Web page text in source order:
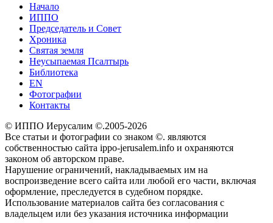
Начало
ИППО
Председатель и Совет
Хроника
Святая земля
Неусыпаемая Псалтырь
Библиотека
EN
Фотографии
Контакты
© ИППО Иерусалим ©.2005-2026
Все статьи и фотографии со знаком ©. являются
собственностью сайта ippo-jerusalem.info и охраняются
законом об авторском праве.
Нарушение ограничений, накладываемых им на
воспроизведение всего сайта или любой его части, включая
оформление, преследуется в судебном порядке.
Использование материалов сайта без согласования с
владельцем или без указания источника информации